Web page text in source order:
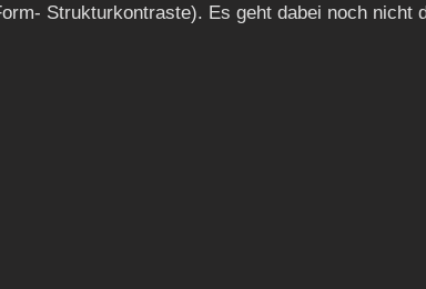
Strukturkontraste). Es geht dabei noch nicht